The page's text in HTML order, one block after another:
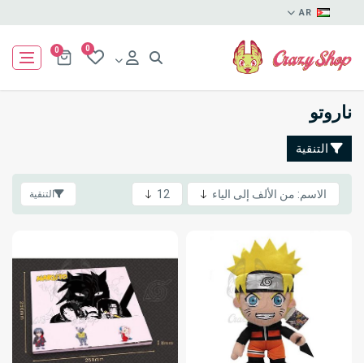
AR
0
0
ناروتو
التنقية
التنقية